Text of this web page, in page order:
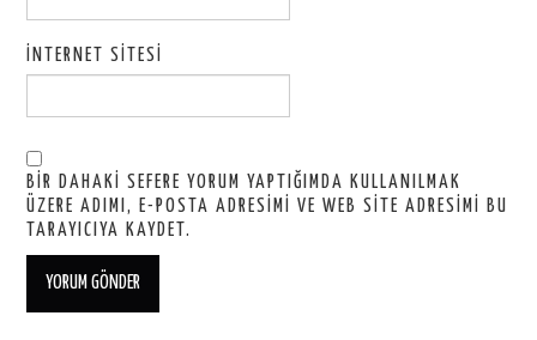
İNTERNET SITESI
BIR DAHAKI SEFERE YORUM YAPTIĞIMDA KULLANILMAK
ÜZERE ADIMI, E-POSTA ADRESIMI VE WEB SITE ADRESIMI BU
TARAYICIYA KAYDET.